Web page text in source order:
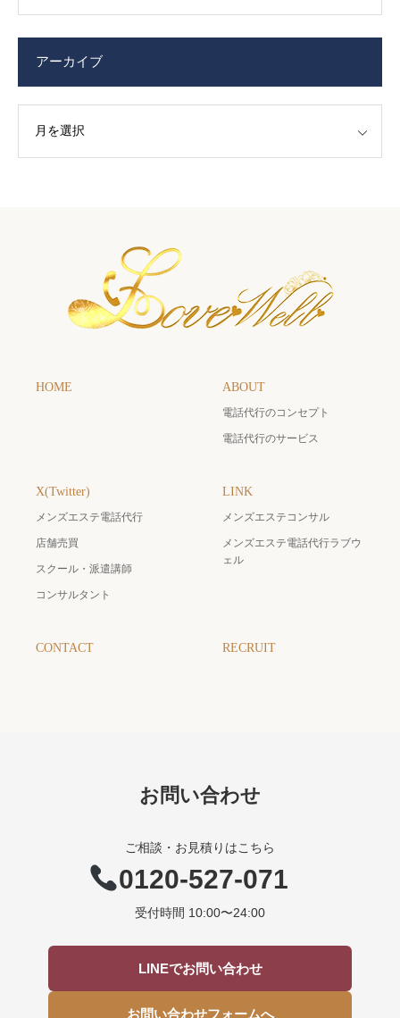
アーカイブ
HOME ABOUT
電話代行のコンセプト
電話代行のサービス
X(Twitter)
メンズエステ電話代行
店舗売買
スクール・派遣講師
コンサルタント
LINK
メンズエステコンサル
メンズエステ電話代行ラブウ
ェル
CONTACT RECRUIT
お問い合わせ
ご相談・お見積りはこちら
0120-527-071
受付時間 10:00〜24:00
LINEでお問い合わせ
お問い合わせフォームへ